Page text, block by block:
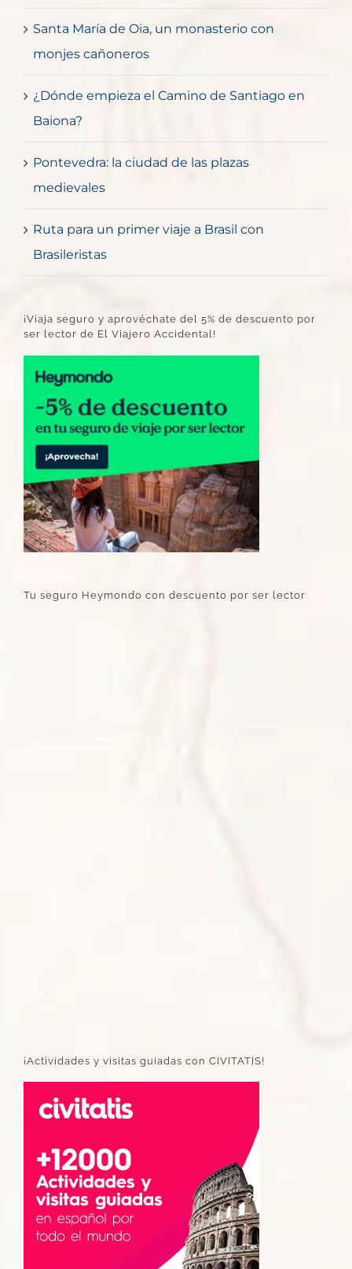
Santa María de Oia, un monasterio con
monjes cañoneros
¿Dónde empieza el Camino de Santiago en
Baiona?
Pontevedra: la ciudad de las plazas
medievales
Ruta para un primer viaje a Brasil con
Brasileristas
¡Viaja seguro y aprovéchate del 5% de descuento por
ser lector de El Viajero Accidental!
Tu seguro Heymondo con descuento por ser lector
¡Actividades y visitas guiadas con CIVITATIS!